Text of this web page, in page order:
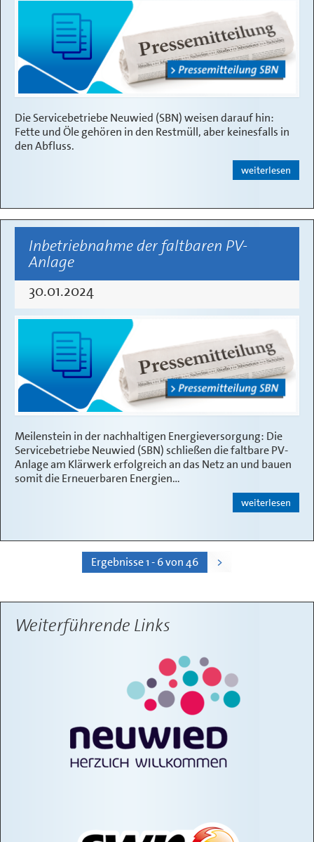
Die Servicebetriebe Neuwied (SBN) weisen darauf hin:
Fette und Öle gehören in den Restmüll, aber keinesfalls in
den Abfluss.
weiterlesen
Inbetriebnahme der faltbaren PV-
Anlage
30.01.2024
Meilenstein in der nachhaltigen Energieversorgung: Die
Servicebetriebe Neuwied (SBN) schließen die faltbare PV-
Anlage am Klärwerk erfolgreich an das Netz an und bauen
somit die Erneuerbaren Energien…
weiterlesen
Ergebnisse 1 - 6 von 46 >
Weiterführende Links